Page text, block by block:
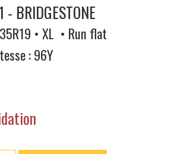
- BRIDGESTONE
• XL • Run flat
: 96Y